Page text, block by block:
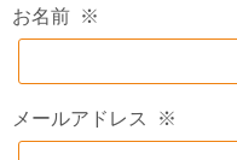
お名前 ※
メールアドレス ※